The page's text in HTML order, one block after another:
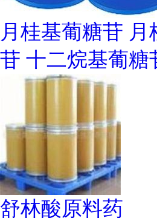
月桂基葡糖苷 月
苷 十二烷基葡糖
舒林酸原料药